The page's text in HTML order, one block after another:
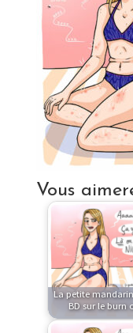
Vous
La petite
BD sur le burn